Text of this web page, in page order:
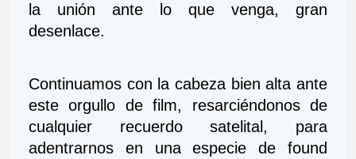
la unión ante lo que venga, gran
desenlace.
Continuamos con la cabeza bien alta ante
este orgullo de film, resarciéndonos de
cualquier recuerdo satelital, para
adentrarnos en una especie de found